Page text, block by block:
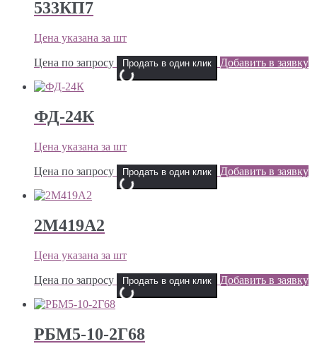
533КП7
Цена указана за шт
Цена по запросу Продать в один клик Добавить в заявку
ФД-24К
Цена указана за шт
Цена по запросу Продать в один клик Добавить в заявку
2М419А2
Цена указана за шт
Цена по запросу Продать в один клик Добавить в заявку
РБМ5-10-2Г68